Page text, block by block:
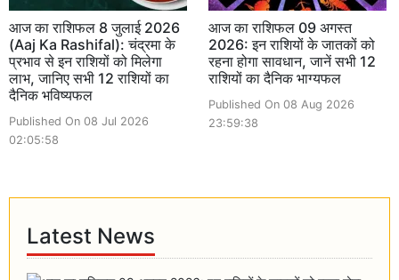
आज का राशिफल 8 जुलाई 2026
(Aaj Ka Rashifal): चंद्रमा के
प्रभाव से इन राशियों को मिलेगा
लाभ, जानिए सभी 12 राशियों का
दैनिक भविष्यफल
Published On 08 Jul 2026
02:05:58
आज का राशिफल 09 अगस्त
2026: इन राशियों के जातकों को
रहना होगा सावधान, जानें सभी 12
राशियों का दैनिक भाग्यफल
Published On 08 Aug 2026
23:59:38
Latest News